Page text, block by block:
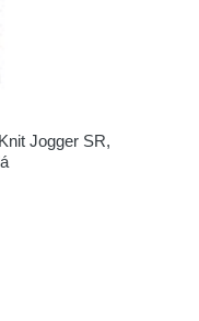
Jogger SR,